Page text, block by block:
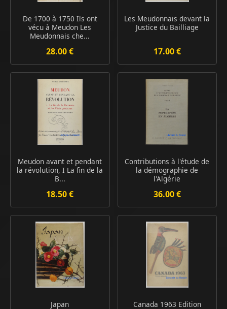
De 1700 à 1750 Ils ont
vécu à Meudon Les
Meudonnais che...
28.00 €
Les Meudonnais devant la
Justice du Bailliage
17.00 €
Meudon avant et pendant
la révolution, I La fin de la
B...
18.50 €
Contributions à l'étude de
la démographie de
l'Algérie
36.00 €
Japan
Canada 1963 Edition